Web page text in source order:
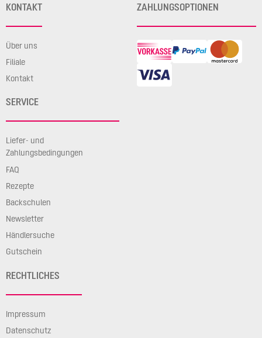
KONTAKT
Über uns
Filiale
Kontakt
SERVICE
Liefer- und
Zahlungsbedingungen
FAQ
Rezepte
Backschulen
Newsletter
Händlersuche
Gutschein
RECHTLICHES
Impressum
Datenschutz
ZAHLUNGSOPTIONEN